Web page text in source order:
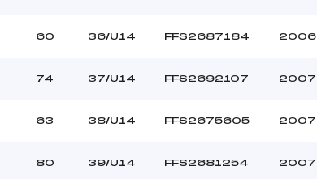
60 36/U14 FFS2687184 2006
74 37/U14 FFS2692107 2007
63 38/U14 FFS2675605 2007
80 39/U14 FFS2681254 2007